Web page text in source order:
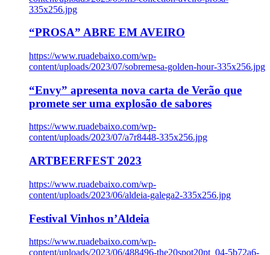
335x256.jpg
“PROSA” ABRE EM AVEIRO
https://www.ruadebaixo.com/wp-
content/uploads/2023/07/sobremesa-golden-hour-335x256.jpg
“Envy” apresenta nova carta de Verão que
promete ser uma explosão de sabores
https://www.ruadebaixo.com/wp-
content/uploads/2023/07/a7r8448-335x256.jpg
ARTBEERFEST 2023
https://www.ruadebaixo.com/wp-
content/uploads/2023/06/aldeia-galega2-335x256.jpg
Festival Vinhos n’Aldeia
https://www.ruadebaixo.com/wp-
content/uploads/2023/06/488496-the20spot20pt_04-5b72a6-